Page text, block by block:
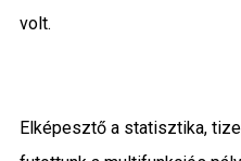
volt.
Elképesztő a statisztika,